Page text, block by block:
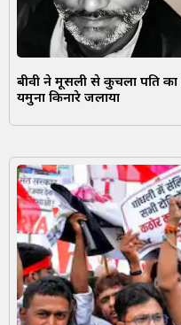
बीवी ने मूसली से कुचला पति
यमुना किनारे जलाया